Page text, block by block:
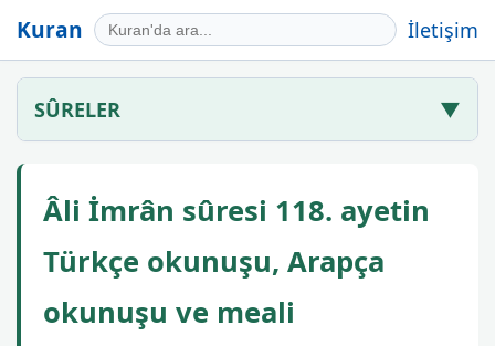
Kuran İletişim
SÛRELER ▼
Âli İmrân sûresi 118. ayetin
Türkçe okunuşu, Arapça
okunuşu ve meali